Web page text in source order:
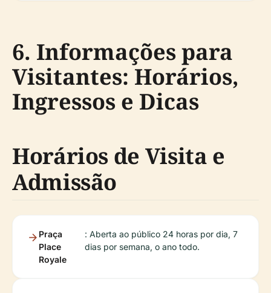
6. Informações para
Visitantes: Horários,
Ingressos e Dicas
Horários de Visita e
Admissão
Praça
Place
Royale
: Aberta ao público 24 horas por dia, 7
dias por semana, o ano todo.